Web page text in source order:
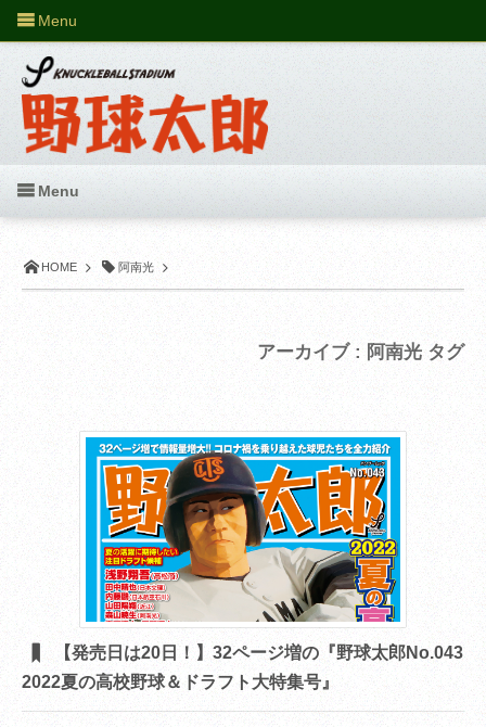
HOME 阿南光
アーカイブ : 阿南光 タグ
【発売日は20日！】32ページ増の『野球太郎No.043
2022夏の高校野球＆ドラフト大特集号』
Menu
Menu